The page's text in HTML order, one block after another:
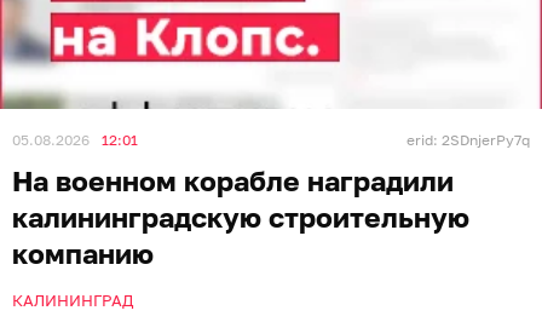
05.08.2026 12:01 erid: 2SDnjerPy7q
На военном корабле наградили
калининградскую строительную
компанию
КАЛИНИНГРАД